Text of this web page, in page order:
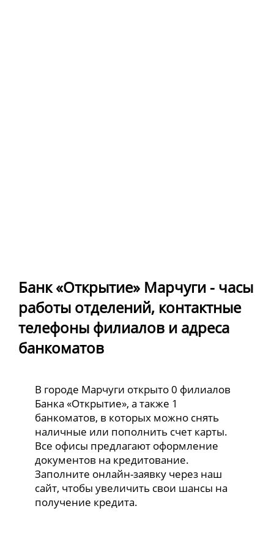
Банк «Открытие» Марчуги - часы
работы отделений, контактные
телефоны филиалов и адреса
банкоматов
В городе Марчуги открыто 0 филиалов
Банка «Открытие», а также 1
банкоматов, в которых можно снять
наличные или пополнить счет карты.
Все офисы предлагают оформление
документов на кредитование.
Заполните онлайн-заявку через наш
сайт, чтобы увеличить свои шансы на
получение кредита.